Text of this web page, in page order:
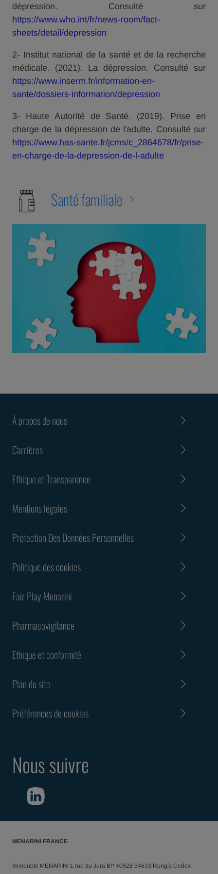
dépression. Consulté sur
https://www.who.int/fr/news-room/fact-
sheets/detail/depression
2- Institut national de la santé et de la recherche
médicale. (2021). La dépression. Consulté sur
https://www.inserm.fr/information-en-
sante/dossiers-information/depression
3- Haute Autorité de Santé. (2019). Prise en
charge de la dépression de l'adulte. Consulté sur
https://www.has-sante.fr/jcms/c_2864678/fr/prise-
en-charge-de-la-depression-de-l-adulte
Santé familiale
À propos de nous
Carrières
Ethique et Transparence
Mentions légales
Protection Des Données Personnelles
Politique des cookies
Fair Play Menarini
Pharmacovigilance
Ethique et conformité
Plan du site
Préférences de cookies
Nous suivre
MENARINI FRANCE
Immeuble MENARINI 1 rue du Jura BP 40528 94633 Rungis Cedex